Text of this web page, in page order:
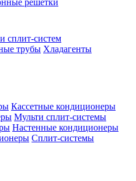
решетки
сплит-систем
трубы Хладагенты
Кассетные кондиционеры
Мульти сплит-системы
Настенные кондиционеры
Сплит-системы